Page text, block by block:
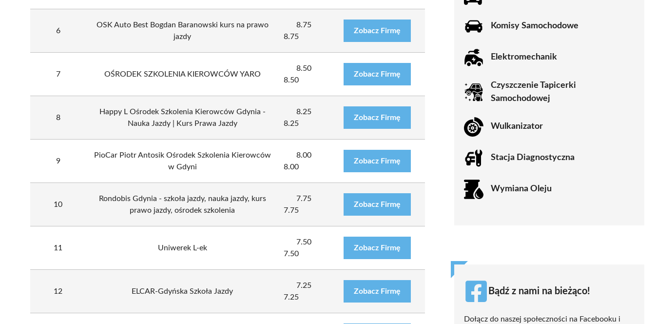
6
OSK Auto Best Bogdan Baranowski kurs na prawo
jazdy
8.75
8.75
Zobacz Firmę
7 OŚRODEK SZKOLENIA KIEROWCÓW YARO
8.50
8.50
Zobacz Firmę
8
Happy L Ośrodek Szkolenia Kierowców Gdynia -
Nauka Jazdy | Kurs Prawa Jazdy
8.25
8.25
Zobacz Firmę
9
PioCar Piotr Antosik Ośrodek Szkolenia Kierowców
w Gdyni
8.00
8.00
Zobacz Firmę
10
Rondobis Gdynia - szkoła jazdy, nauka jazdy, kurs
prawo jazdy, ośrodek szkolenia
7.75
7.75
Zobacz Firmę
11 Uniwerek L-ek
7.50
7.50
Zobacz Firmę
12 ELCAR-Gdyńska Szkoła Jazdy
7.25
7.25
Zobacz Firmę
Komisy Samochodowe
Elektromechanik
Czyszczenie Tapicerki
Samochodowej
Wulkanizator
Stacja Diagnostyczna
Wymiana Oleju
Bądź z nami na bieżąco!
Dołącz do naszej społeczności na Facebooku i